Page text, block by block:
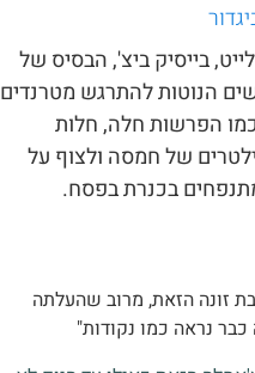
בייסיק ביצ', הבסיס של
הנוטות להתרגש מטרנדים
הפרשות חלה, חלות
של חמסה ולצוף על
בכנרת בפסח.
זונה הזאת, מרוב שהעלתה
כבר נראה כמו נקודות"